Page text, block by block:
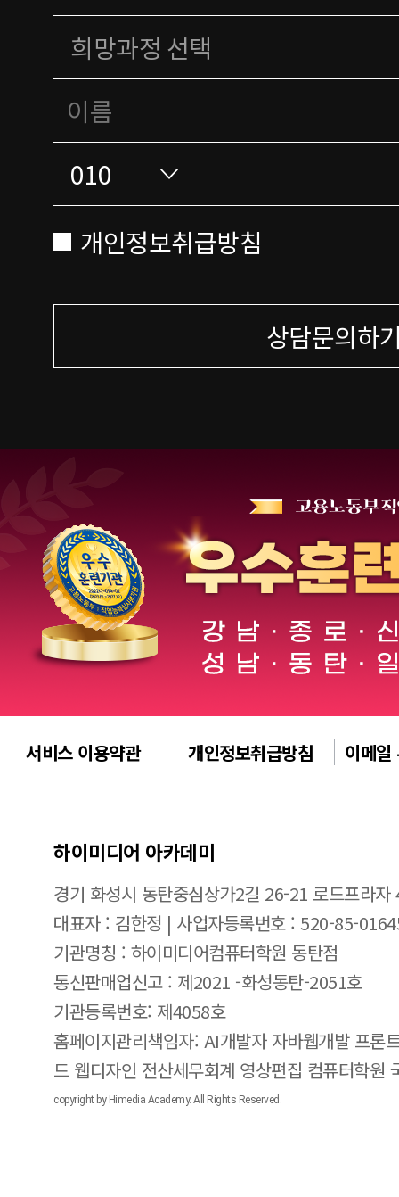
개인정보취급방침
상담문의하
서비스 이용약관 개인정보취급방침 이메일
하이미디어 아카데미
경기 화성시 동탄중심상가2길 26-21 로드프라자
대표자 : 김한정 | 사업자등록번호 : 520-85-
기관명칭 : 하이미디어컴퓨터학원 동탄점
통신판매업신고 : 제2021 -화성동탄-2051호
기관등록번호: 제4058호
홈페이지관리책임자: AI개발자 자바웹개발 프론
드 웹디자인 전산세무회계 영상편집 컴퓨터학원
copyright by Himedia Academy. All Rights Reserved.